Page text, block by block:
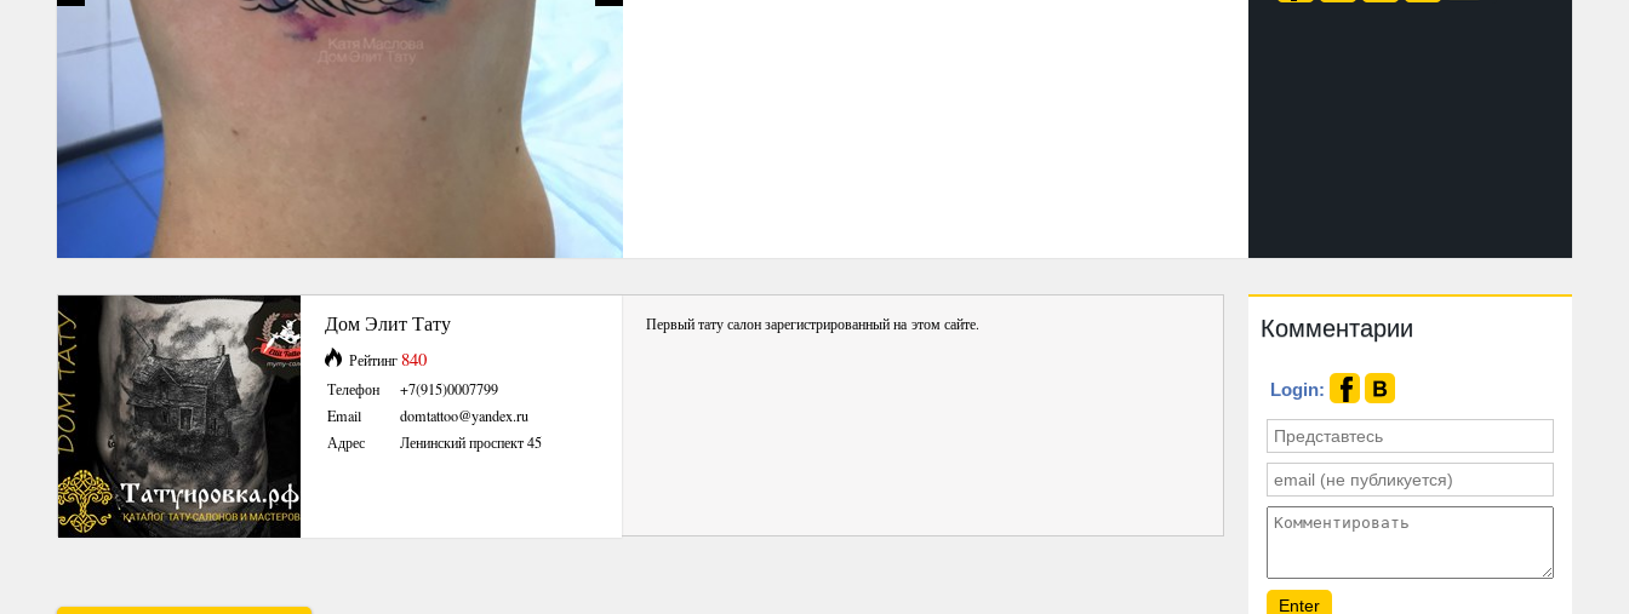
Дом Элит Тату
Рейтинг840
Телефон
+7(915)0007799
Email
domtattoo@yandex.ru
Адрес
Ленинский проспект 45
Первый тату салон зарегистрированный на этом сайте. Комментарии
Login: